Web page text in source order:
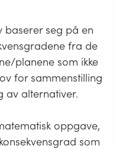
251, 255,
255
#FBFFFF
146, 208,
#92D050
0, 176, 80 #00B050
baserer seg på en
fra de
planene som ikke
for sammenstilling
av alternativer.
oppgave,
som